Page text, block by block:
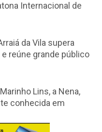
Internacional de
da Vila supera
reúne grande público
Lins, a Nena,
conhecida em